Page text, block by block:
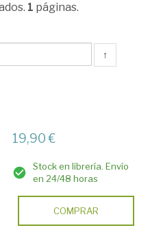
1 páginas.
↑
19,90 €
Stock en librería. Envío
en 24/48 horas
COMPRAR